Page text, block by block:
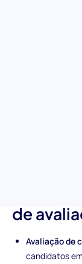
de
Avaliação de
candidatos